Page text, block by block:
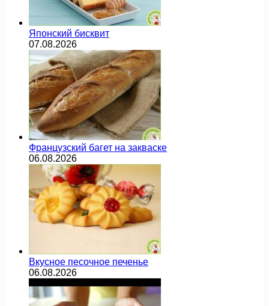
Японский бисквит
07.08.2026
Французский багет на закваске
06.08.2026
Вкусное песочное печенье
06.08.2026